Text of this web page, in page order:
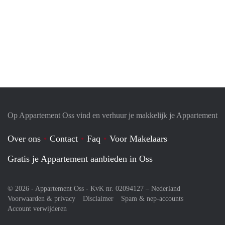
Op Appartement Oss vind en verhuur je makkelijk je Appartement
Over ons Contact Faq
Voor Makelaars
Gratis je Appartement aanbieden in Oss
© 2026 - Appartement Oss - KvK nr. 02094127 – Nederland
Voorwaarden & privacy
Disclaimer
Spam & nep-accounts
Account verwijderen